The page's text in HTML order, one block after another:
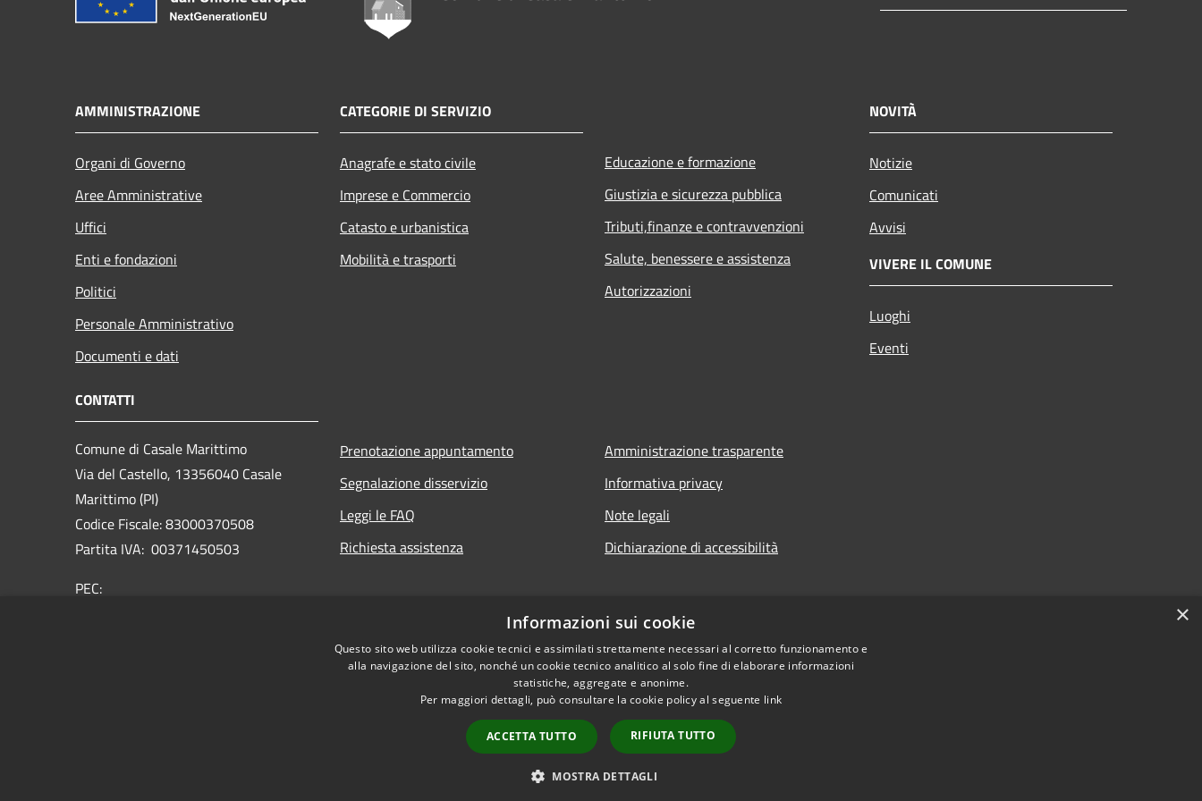
AMMINISTRAZIONE
Organi di Governo
Aree Amministrative
Uffici
Enti e fondazioni
Politici
Personale Amministrativo
Documenti e dati
CATEGORIE DI SERVIZIO
Anagrafe e stato civile
Imprese e Commercio
Catasto e urbanistica
Mobilità e trasporti
Educazione e formazione
Giustizia e sicurezza pubblica
Tributi,finanze e contravvenzioni
Salute, benessere e assistenza
Autorizzazioni
NOVITÀ
Notizie
Comunicati
Avvisi
VIVERE IL COMUNE
Luoghi
Eventi
CONTATTI
Comune di Casale Marittimo
Via del Castello, 13356040 Casale
Marittimo (PI)
Codice Fiscale: 83000370508
Partita IVA: 00371450503
PEC:
Prenotazione appuntamento
Segnalazione disservizio
Leggi le FAQ
Richiesta assistenza
Amministrazione trasparente
Informativa privacy
Note legali
Dichiarazione di accessibilità
Copyright © 2026 • Comune di Casale Marittimo • Powered by
×
Informazioni sui cookie
Questo sito web utilizza cookie tecnici e assimilati strettamente necessari al corretto funzionamento e
alla navigazione del sito, nonché un cookie tecnico analitico al solo fine di elaborare informazioni
statistiche, aggregate e anonime.
Per maggiori dettagli, può consultare la cookie policy al seguente link
ACCETTA TUTTO RIFIUTA TUTTO
MOSTRA DETTAGLI